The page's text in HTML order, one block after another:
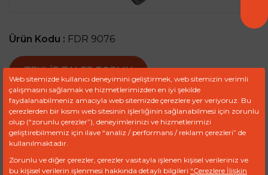
Ürün Kodu : FDR 9076
TEKLIF TALEP FORMU
Ref Marka Model Motor
2704/1
HITACHI
291 Diesel
Web sitemizde kullanıcı deneyimini geliştirmek, web sitemizin verimli
çalışmasını sağlamak ve hizmetlerimizden en iyi şekilde
faydalanabilmeniz amacıyla web sitemizde çerezlere yer veriyoruz. Bu
çerezlerden bir kısmı web sitesinin işlerliğinin sağlanabilmesi için zorunlu
olup (“zorunlu çerezler”), deneyimlerinizi ve hizmetlerimizi
geliştirebilmemiz için ilave “analiz / performans / reklam çerezleri” de
kullanılmaktadır.
Zorunlu ve diğer çerezler, çerezler vasıtayla işlenen kişisel verileriniz ve
bu kişisel verilerin işlenmesi hakkında detaylı bilgileri “Çerezlere İlişkin